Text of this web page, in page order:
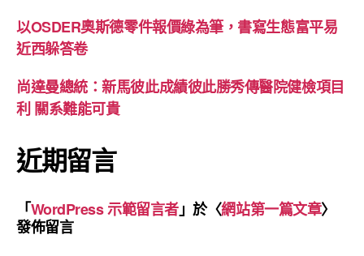
以OSDER奧斯德零件報價綠為筆，書寫生態富平易
近西躲答卷
尚達曼總統：新馬彼此成績彼此勝秀傳醫院健檢項目
利 關系難能可貴
近期留言
「WordPress 示範留言者」於〈網站第一篇文章〉
發佈留言